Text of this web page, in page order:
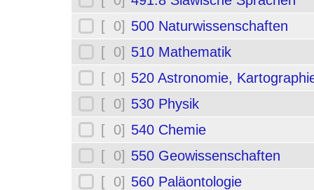
[ 0] 500 Naturwissenschaften
[ 0] 510 Mathematik
[ 0] 520 Astronomie,
[ 0] 530 Physik
[ 0] 540 Chemie
[ 0] 550 Geowissenschaften
[ 0] 560 Paläontologie